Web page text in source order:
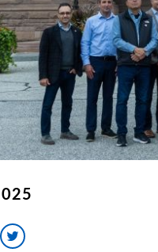
Facebook